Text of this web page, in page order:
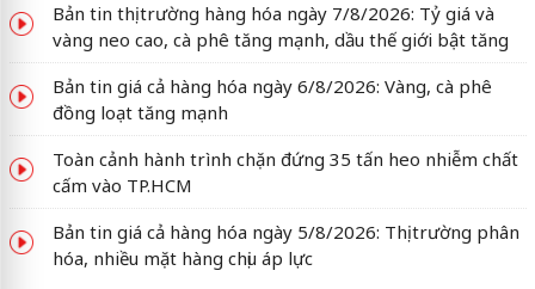
Bản tin thị trường hàng hóa ngày 7/8/2026: Tỷ giá và
vàng neo cao, cà phê tăng mạnh, dầu thế giới bật tăng
Bản tin giá cả hàng hóa ngày 6/8/2026: Vàng, cà phê
đồng loạt tăng mạnh
Toàn cảnh hành trình chặn đứng 35 tấn heo nhiễm chất
cấm vào TP.HCM
Bản tin giá cả hàng hóa ngày 5/8/2026: Thị trường phân
hóa, nhiều mặt hàng chịu áp lực